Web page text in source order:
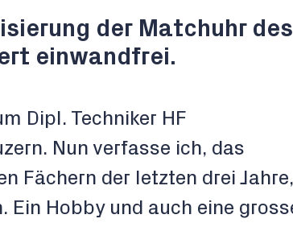
der Matchuhr
einwandfrei.
Dipl. Techniker HF
Nun verfasse ich, das
Fächern der letzten drei
Hobby und auch eine